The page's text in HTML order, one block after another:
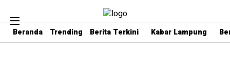
Beranda Trending Berita Terkini Kabar Lampung